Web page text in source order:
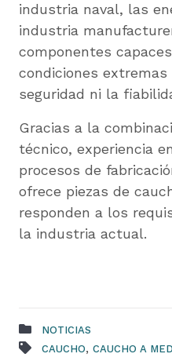
industria naval, las
industria
componentes
condiciones
seguridad ni la
Gracias a la
técnico, experiencia
procesos de
ofrece piezas de
responden a los
la industria actual.
NOTICIAS
CAUCHO, CAUCHO A